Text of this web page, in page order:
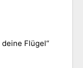
Flügel“